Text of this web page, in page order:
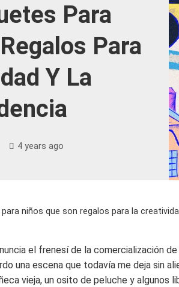
Para
Para
Y La
4 years ago
niños que son regalos para la
el frenesí de la comercialización
una escena que todavía me deja sin
vieja, un osito de peluche y algunos